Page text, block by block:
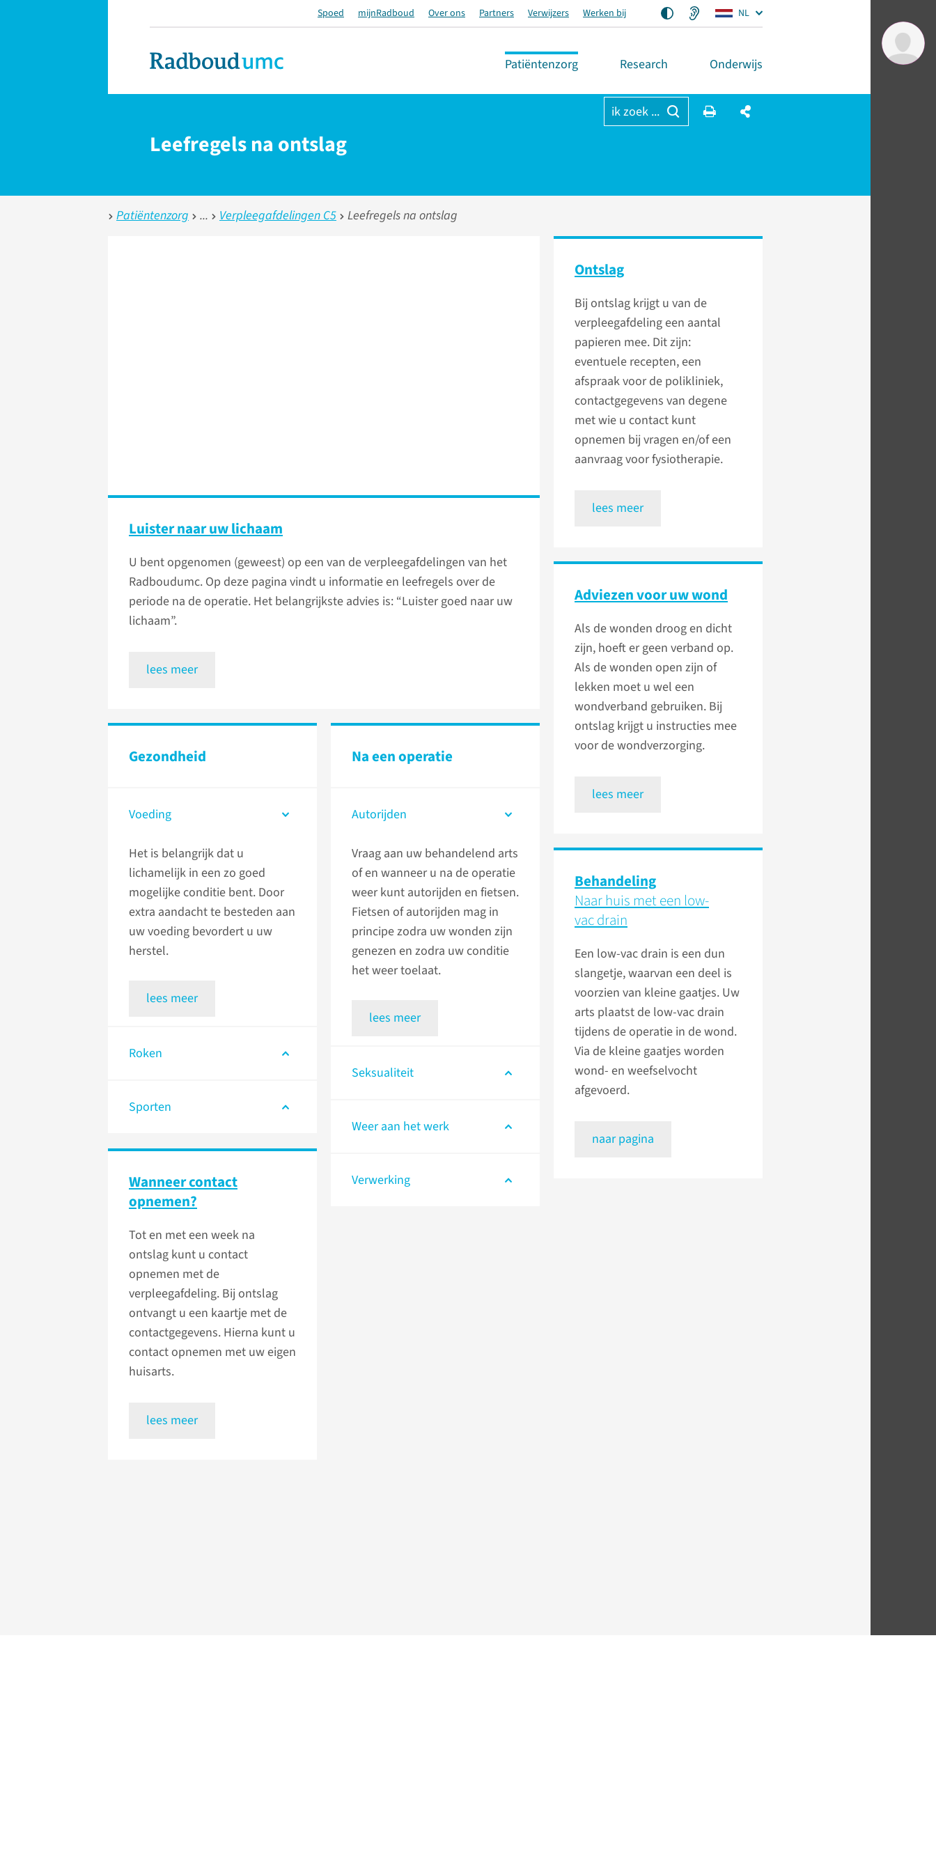
Spoed mijnRadboud Over ons Partners Verwijzers Werken bij NL
Patiëntenzorg Research Onderwijs
ik zoek ...
Leefregels na ontslag
Patiëntenzorg Verpleegafdelingen C5 Leefregels na ontslag
Luister naar uw lichaam
U bent opgenomen (geweest) op een van de verpleegafdelingen van het
Radboudumc. Op deze pagina vindt u informatie en leefregels over de
periode na de operatie. Het belangrijkste advies is: “Luister goed naar uw
lichaam”.
lees meer
Ontslag
Bij ontslag krijgt u van de
verpleegafdeling een aantal
papieren mee. Dit zijn:
eventuele recepten, een
afspraak voor de polikliniek,
contactgegevens van degene
met wie u contact kunt
opnemen bij vragen en/of een
aanvraag voor fysiotherapie.
lees meer
Adviezen voor uw wond
Als de wonden droog en dicht
zijn, hoeft er geen verband op.
Als de wonden open zijn of
lekken moet u wel een
wondverband gebruiken. Bij
ontslag krijgt u instructies mee
voor de wondverzorging.
lees meer
Gezondheid
Voeding
Het is belangrijk dat u
lichamelijk in een zo goed
mogelijke conditie bent. Door
extra aandacht te besteden aan
uw voeding bevordert u uw
herstel.
lees meer
Roken
Sporten
Na een operatie
Autorijden
Vraag aan uw behandelend arts
of en wanneer u na de operatie
weer kunt autorijden en fietsen.
Fietsen of autorijden mag in
principe zodra uw wonden zijn
genezen en zodra uw conditie
het weer toelaat.
lees meer
Seksualiteit
Weer aan het werk
Verwerking
Behandeling
Naar huis met een low-
vac drain
Een low-vac drain is een dun
slangetje, waarvan een deel is
voorzien van kleine gaatjes. Uw
arts plaatst de low-vac drain
tijdens de operatie in de wond.
Via de kleine gaatjes worden
wond- en weefselvocht
afgevoerd.
naar pagina
Wanneer contact
opnemen?
Tot en met een week na
ontslag kunt u contact
opnemen met de
verpleegafdeling. Bij ontslag
ontvangt u een kaartje met de
contactgegevens. Hierna kunt u
contact opnemen met uw eigen
huisarts.
lees meer